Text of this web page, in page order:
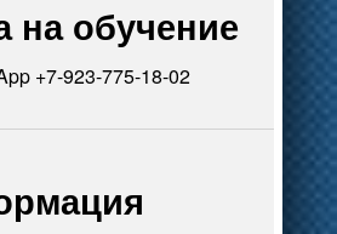
на обучение
+7-923-775-18-02